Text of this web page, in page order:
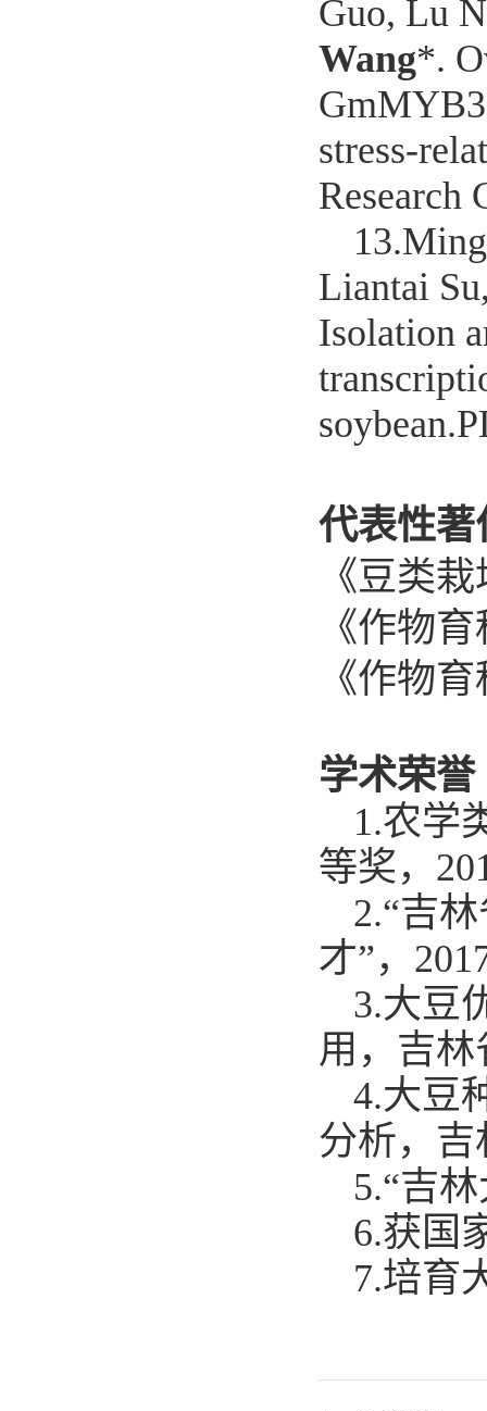
Guo, Lu
Wang*.
stress-
Research
13.
Liantai
Isolation
代表性著
《豆类
《作物
《作物
学术荣誉
1.农学
等奖，
2.“吉
才”，
3.大豆
用，吉林
4.大豆
分析，吉
5.“吉
6.获国
7.培育